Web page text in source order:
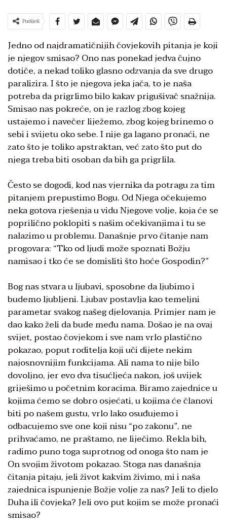
Podijeli
Jedno od najdramatičnijih čovjekovih pitanja je koji
je njegov smisao? Ono nas ponekad jedva čujno
dotiče, a nekad toliko glasno odzvanja da sve drugo
paralizira. I što je njegova jeka jača, to je naša
potreba da prigrlimo bilo kakav prigušivač snažnija.
Smisao nas pokreće, on je razlog zbog kojeg
ustajemo i navečer liježemo, zbog kojeg brinemo o
sebi i svijetu oko sebe. I nije ga lagano pronaći, ne
zato što je toliko apstraktan, već zato što put do
njega treba biti osoban da bih ga prigrlila.
Često se dogodi, kod nas vjernika da potragu za tim
pitanjem prepustimo Bogu. Od Njega očekujemo
neka gotova rješenja u vidu Njegove volje, koja će se
poprilično poklopiti s našim očekivanjima i tu se
nalazimo u problemu. Današnje prvo čitanje nam
progovara: “Tko od ljudi može spoznati Božju
namisao i tko će se domisliti što hoće Gospodin?”
Bog nas stvara u ljubavi, sposobne da ljubimo i
budemo ljubljeni. Ljubav postavlja kao temeljni
parametar svakog našeg djelovanja. Primjer nam je
dao kako želi da bude među nama. Došao je na ovaj
svijet, postao čovjekom i sve nam vrlo plastično
pokazao, poput roditelja koji uči dijete nekim
najosnovnijim funkcijama. Ali nama to nije bilo
dovoljno, jer evo dva tisućljeća nakon, još uvijek
griješimo u početnim koracima. Biramo zajednice u
kojima ćemo se dobro osjećati, u kojima će članovi
biti po našem gustu, vrlo lako osuđujemo i
odbacujemo sve one koji nisu “po zakonu”, ne
prihvaćamo, ne praštamo, ne liječimo. Rekla bih,
radimo puno toga suprotnog od onoga što nam je
On svojim životom pokazao. Stoga nas današnja
čitanja pitaju, jeli život kakvim živimo, mi i naša
zajednica ispunjenje Božje volje za nas? Jeli to djelo
Duha ili čovjeka? Jeli ovo put kojim se može pronaći
smisao?